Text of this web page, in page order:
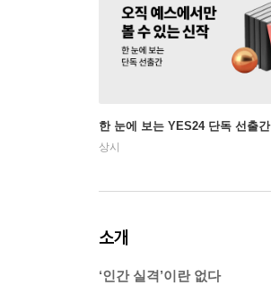
한 눈에 보는 YES24 단독 선출간
상시
소개
‘인간 실격’이란 없다